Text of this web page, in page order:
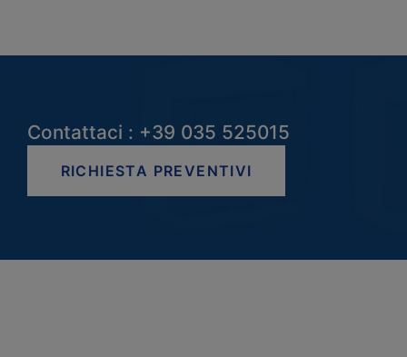
Contattaci : +39 035 525015
RICHIESTA PREVENTIVI